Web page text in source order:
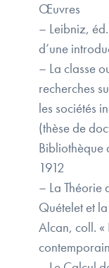
Œuvres
– Leibniz,
d’une
– La classe
recherches
les sociétés
(thèse de
Bibliothèque
1912
– La Théorie
Quételet et
Alcan, coll.